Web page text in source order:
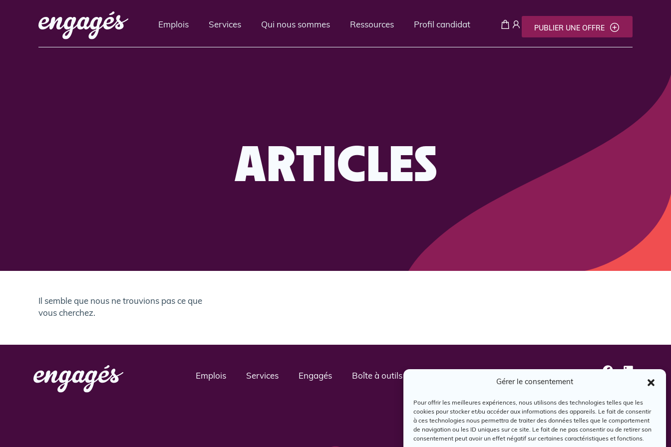
Gérer le consentement
Pour offrir les meilleures expériences, nous utilisons des technologies telles que les
cookies pour stocker et/ou accéder aux informations des appareils. Le fait de consentir
à ces technologies nous permettra de traiter des données telles que le comportement
de navigation ou les ID uniques sur ce site. Le fait de ne pas consentir ou de retirer son
consentement peut avoir un effet négatif sur certaines caractéristiques et fonctions.
Emplois Services Qui nous sommes Ressources Profil candidat PUBLIER UNE OFFRE
ARTICLES
Il semble que nous ne trouvions pas ce que
vous cherchez.
Emplois Services Engagés Boîte à outils